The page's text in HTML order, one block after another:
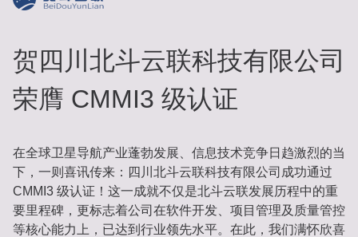
贺四川北斗云联科技有限公司
荣膺 CMMI3 级认证
在全球卫星导航产业蓬勃发展、信息技术竞争日趋激烈的当
下，一则喜讯传来：四川北斗云联科技有限公司成功通过
CMMI3 级认证！这一成就不仅是北斗云联发展历程中的重
要里程碑，更标志着公司在软件开发、项目管理及质量管控
等核心能力上，已达到行业领先水平。在此，我们满怀欣喜